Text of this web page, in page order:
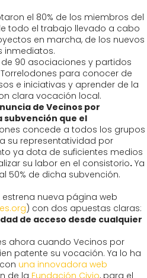
el 80% de los miembros del
todo el trabajo llevado a cabo
en marcha, de los nuevos
inmediatos.
90 asociaciones y partidos
para conocer de
e iniciativas y aprender de la
clara vocación local.
de Vecinos por
subvención que el
concede a todos los grupos
su representatividad por
ya dota de suficientes medios
su labor en el consistorio. Ya
50% de dicha subvención.
estrena nueva página web
) con dos apuestas claras:
de acceso desde cualquier
ahora cuando Vecinos por
patente su vocación. Ya lo ha
una innovadora web
de la Fundación Civio, para el